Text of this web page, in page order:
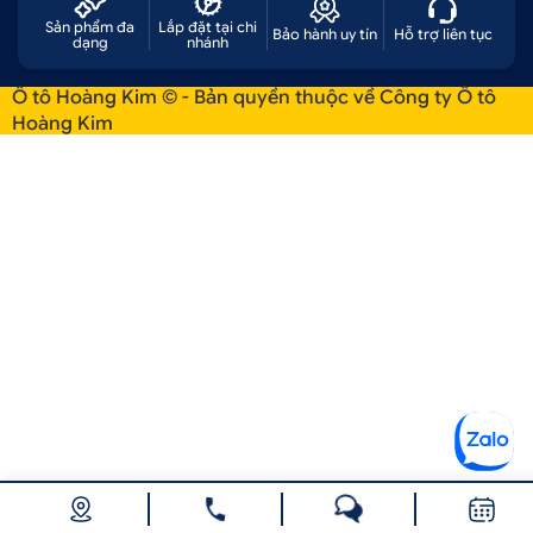
Sản phẩm đa
dạng
Lắp đặt tại chi
nhánh
Bảo hành uy tín Hỗ trợ liên tục
Ô tô Hoàng Kim © - Bản quyền thuộc về Công ty Ô tô
Hoàng Kim